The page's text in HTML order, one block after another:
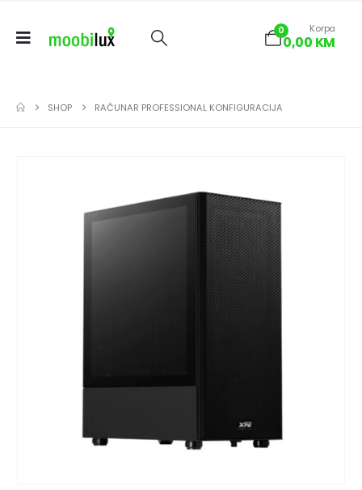
0 Korpa
0,00 KM
SHOP RAČUNAR PROFESSIONAL KONFIGURACIJA